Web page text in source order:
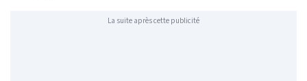
La suite après cette publicité